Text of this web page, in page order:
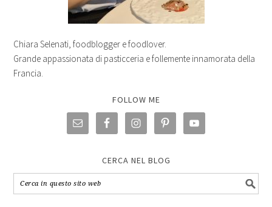
Chiara Selenati, foodblogger e foodlover.
Grande appassionata di pasticceria e follemente innamorata della
Francia.
FOLLOW ME
CERCA NEL BLOG